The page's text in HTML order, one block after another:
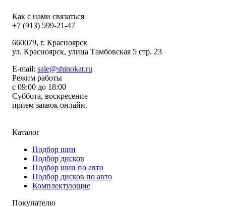
Как с нами связаться
+7 (913) 599-21-47
660079, г. Красноярск
ул. Красноярск, улица Тамбовская 5 стр. 23
E-mail: sale@shinokat.ru
Режим работы
с 09:00 до 18:00
Суббота, воскресение
прием заявок онлайн.
Каталог
Подбор шин
Подбор дисков
Подбор шин по авто
Подбор дисков по авто
Комплектующие
Покупателю